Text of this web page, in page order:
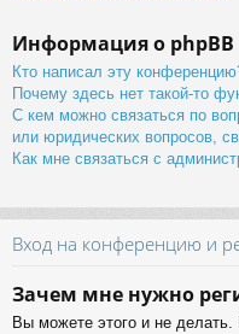
Информация о phpBB
Кто написал эту
Почему здесь нет такой-то
С кем можно связаться по
или юридических вопросов,
Как мне связаться с
Вход на конференцию и
Зачем мне нужно
Вы можете этого и не делать.